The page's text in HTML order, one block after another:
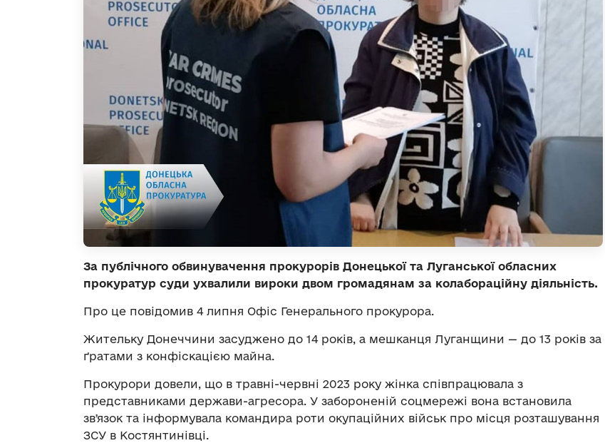
За публічного обвинувачення прокурорів Донецької та Луганської обласних
прокуратур суди ухвалили вироки двом громадянам за колабораційну діяльність.
Про це повідомив 4 липня Офіс Генерального прокурора.
Жительку Донеччини засуджено до 14 років, а мешканця Луганщини — до 13 років за
ґратами з конфіскацією майна.
Прокурори довели, що в травні-червні 2023 року жінка співпрацювала з
представниками держави-агресора. У забороненій соцмережі вона встановила
звʼязок та інформувала командира роти окупаційних військ про місця розташування
ЗСУ в Костянтинівці.